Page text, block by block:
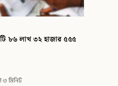
৮৬ লাখ ৩২ হাজার ৫৫৫
·৩ মিনিট